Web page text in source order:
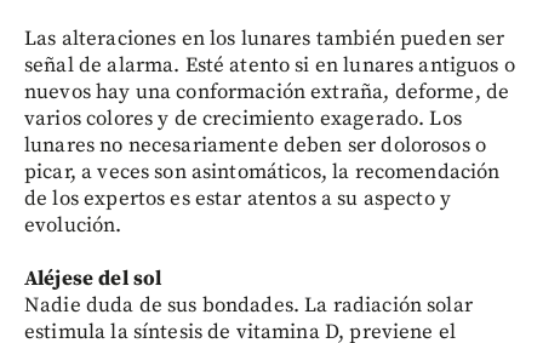
Las alteraciones en los lunares también pueden ser
señal de alarma. Esté atento si en lunares antiguos o
nuevos hay una conformación extraña, deforme, de
varios colores y de crecimiento exagerado. Los
lunares no necesariamente deben ser dolorosos o
picar, a veces son asintomáticos, la recomendación
de los expertos es estar atentos a su aspecto y
evolución.
Aléjese del sol
Nadie duda de sus bondades. La radiación solar
estimula la síntesis de vitamina D, previene el